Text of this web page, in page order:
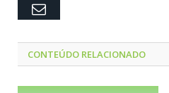
Email
CONTEÚDO RELACIONADO